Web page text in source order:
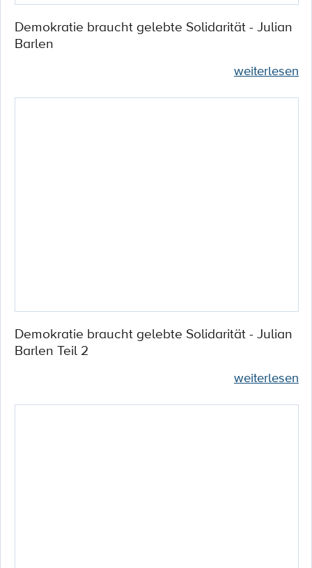
Demokratie braucht gelebte Solidarität - Julian
Barlen
weiterlesen
Demokratie braucht gelebte Solidarität - Julian
Barlen Teil 2
weiterlesen